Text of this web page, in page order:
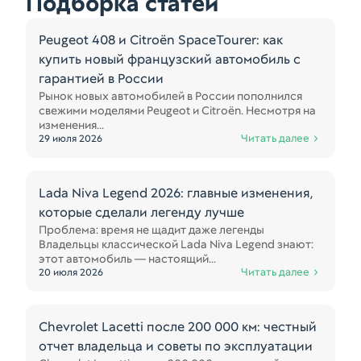
Peugeot 408 и Citroën SpaceTourer: как
купить новый французский автомобиль с
гарантией в России
Рынок новых автомобилей в России пополнился
свежими моделями Peugeot и Citroën. Несмотря на
изменения...
29 июля 2026 Читать далее
Lada Niva Legend 2026: главные изменения,
которые сделали легенду лучше
Проблема: время не щадит даже легенды
Владельцы классической Lada Niva Legend знают:
этот автомобиль — настоящий...
20 июля 2026 Читать далее
Chevrolet Lacetti после 200 000 км: честный
отчет владельца и советы по эксплуатации